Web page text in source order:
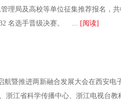
局及高校等单位征集推荐报名，共
名选手晋级决赛。 ... [阅读]
暨推进两新融合发展大会在西安电
浙江省科学传播中心、浙江电视